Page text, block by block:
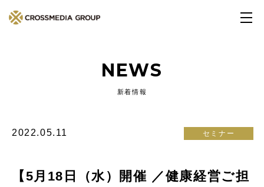
NEWS
新着情報
2022.05.11 セミナー
【5月18日（水）開催 ／健康経営ご担